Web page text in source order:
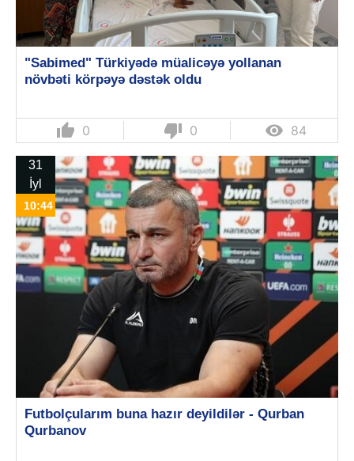
"Sabimed" Türkiyədə müalicəyə yollanan
növbəti körpəyə dəstək oldu
thumb_up 0 thumb_down 0  84
31
İyl
10:44
Futbolçularım buna hazır deyildilər - Qurban
Qurbanov